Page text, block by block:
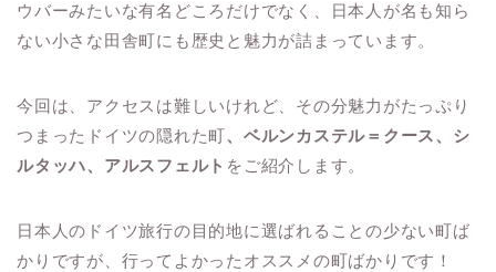
ウバーみたいな有名どころだけでなく、日本人が名も知ら
ない小さな田舎町にも歴史と魅力が詰まっています。
今回は、アクセスは難しいけれど、その分魅力がたっぷり
つまったドイツの隠れた町、ベルンカステル＝クース、シ
ルタッハ、アルスフェルト をご紹介します。
日本人のドイツ旅行の目的地に選ばれることの少ない町ば
かりですが、行ってよかったオススメの町ばかりです！